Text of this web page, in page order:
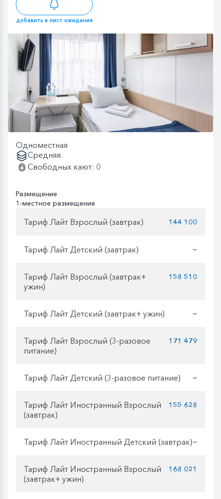
добавить в лист ожидания
Одноместная
Средняя
Свободных кают: 0
Размещение
1-местное размещение
Тариф Лайт Взрослый (завтрак) 144 100
Тариф Лайт Детский (завтрак) —
Тариф Лайт Взрослый (завтрак+
ужин)
158 510
Тариф Лайт Детский (завтрак+ ужин) —
Тариф Лайт Взрослый (3-разовое
питание)
171 479
Тариф Лайт Детский (3-разовое питание) —
Тариф Лайт Иностранный Взрослый
(завтрак)
155 628
Тариф Лайт Иностранный Детский (завтрак)—
Тариф Лайт Иностранный Взрослый
(завтрак+ ужин)
168 021